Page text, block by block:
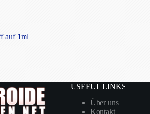
auf 1ml
USEFUL LINKS
Über uns
Kontakt